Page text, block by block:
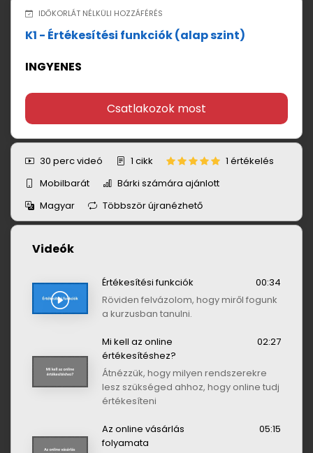
IDŐKORLÁT NÉLKÜLI HOZZÁFÉRÉS
K1 - Értékesítési funkciók (alap szint)
INGYENES
Csatlakozok most
30 percvideó 1 cikk
1 értékelés
Mobilbarát
Bárki számára ajánlott
Magyar
Többször újranézhető
Videók
Értékesítési funkciók
00:34
Röviden felvázolom, hogy miről fogunk
a kurzusban tanulni.
Mi kell az online
értékesítéshez?
02:27
Átnézzük, hogy milyen rendszerekre
lesz szükséged ahhoz, hogy online tudj
értékesíteni
Az online vásárlás
folyamata
05:15